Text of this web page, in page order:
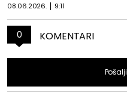
08.06.2026. 9:11
0 KOMENTARI